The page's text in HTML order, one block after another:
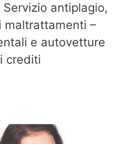
antiplagio,
maltrattamenti –
e autovetture
crediti